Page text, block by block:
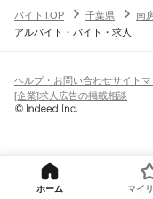
千葉県すべて
千葉市 すべて
旭市習志野市柏市勝浦市
君津市富津市浦安市
匝瑳市香取市
駅を追加・変更
JR中央・総武線
市川駅本八幡駅下総中山駅
新検見川駅
南酒々井駅
日
飯岡駅倉橋駅 松岸駅
職種を追加・変更
飲食・フードサービスすべ
ホールスタッフキッチンス
パン屋（ベーカリー）
営業テレフォンアポインタ
フードカウンター販売員
ア
販売店（店長・マネージャ
人気
日払いOK高校生歓迎
シフト
土日祝のみOK
平日のみOK
雇用形態を追加・変更
派遣社員
業務委託
バイトTOP
千葉県 南
アルバイト・バイト・求人
ヘルプ・お問い合わせサイトマ
[企業]求人広告の掲載相談
ホーム マイ